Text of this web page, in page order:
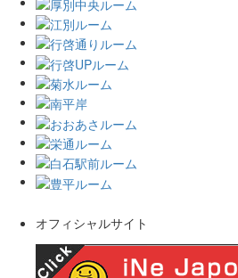
オフィシャルサイト